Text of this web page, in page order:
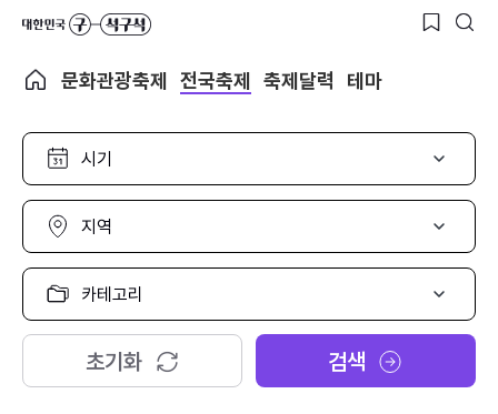
문화관광축제 전국축제 축제달력 테마
시
선
택
지
선
택
카
고
리
택
초기화 검색